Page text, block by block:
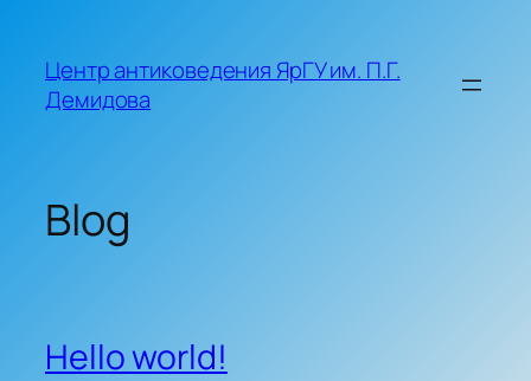
content
Центр антиковедения ЯрГУ им. П.Г.
Демидова
Blog
Hello world!